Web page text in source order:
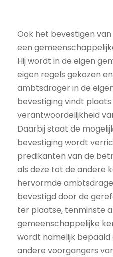
Ook het bevestigen
een
Hij wordt in de eigen
eigen regels gekozen
ambtsdrager in de
bevestiging vindt
verantwoordelijkheid
Daarbij staat de
bevestiging wordt
predikanten van de
als deze tot de andere
hervormde
bevestigd door de
ter plaatse, tenminste
gemeenschappelijke
wordt namelijk
andere voorgangers